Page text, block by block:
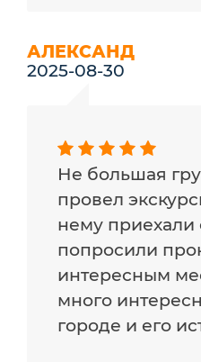
АЛЕКСАНД
2025-08-30
Не большая
провел
нему приехали
попросили
интересным
много
городе и его